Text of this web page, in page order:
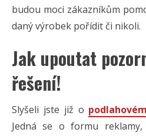
budou moci zákazníkům
daný výrobek pořídit či nikoli.
Jak upoutat
řešení!
Slyšeli jste již o
Jedná se o formu